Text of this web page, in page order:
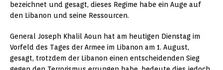
bezeichnet und gesagt, dieses Regime habe ein Auge auf
den Libanon und seine Ressourcen.
General Joseph Khalil Aoun hat am heutigen Dienstag im
Vorfeld des Tages der Armee im Libanon am 1. August,
gesagt, trotzdem der Libanon einen entscheidenden Sieg